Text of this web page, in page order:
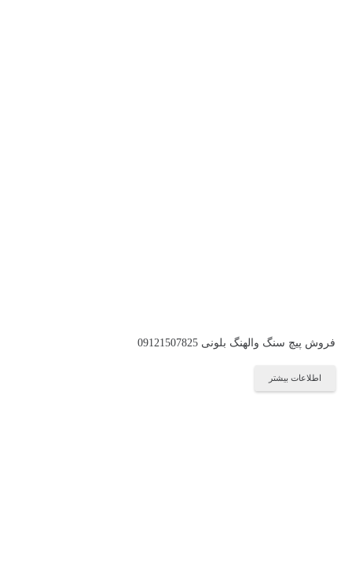
فروش پیچ سنگ والهنگ بلونی 09121507825
اطلاعات بیشتر